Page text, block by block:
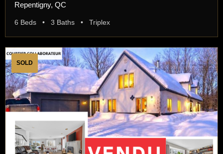
Repentigny, QC
6 Beds • 3 Baths • Triplex
SOLD